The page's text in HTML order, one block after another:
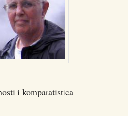
i komparatistica